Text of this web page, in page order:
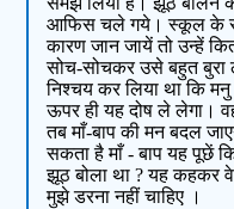
आफिस चले गये। स्कूल के
कारण जान जायें तो उन्हें
सोच-सोचकर उसे बहुत बुरा
निश्चय कर लिया था कि
ऊपर ही यह दोष ले लेगा।
तब माँ-बाप की मन बदल
सकता है माँ - बाप यह पूछें
झूठ बोला था ? यह कहकर
मुझे डरना नहीं चाहिए ।